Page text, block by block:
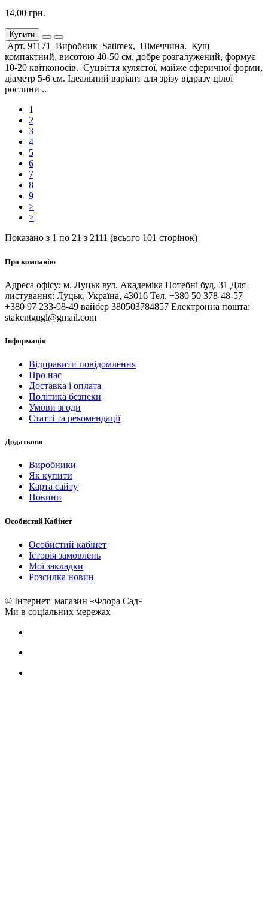
14.00 грн.
Купити
Арт. 91171 Виробник Satimex, Німеччина. Кущ
компактний, висотою 40-50 см, добре розгалужений, формує
10-20 квітконосів. Суцвіття кулястої, майже сферичної форми,
діаметр 5-6 см. Ідеальний варіант для зрізу відразу цілої
рослини ..
1
2
3
4
5
6
7
8
9
>
>|
Показано з 1 по 21 з 2111 (всього 101 сторінок)
Про компанію
Адреса офісу: м. Луцьк вул. Академіка Потебні буд. 31 Для
листування: Луцьк, Україна, 43016 Тел. +380 50 378-48-57
+380 97 233-98-49 вайбер 380503784857 Електронна пошта:
stakentgugl@gmail.com
Інформація
Відправити повідомлення
Про нас
Доставка і оплата
Політика безпеки
Умови згоди
Статті та рекомендації
Додатково
Виробники
Як купити
Карта сайту
Новини
Особистий Кабінет
Особистий кабінет
Історія замовлень
Мої закладки
Розсилка новин
© Інтернет–магазин «Флора Сад»
Ми в соціальних мережах